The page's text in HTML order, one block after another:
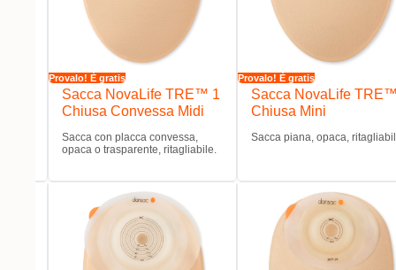
Provalo! È gratis
Sacca NovaLife TRE™ 1
Chiusa Convessa Midi
Sacca con placca convessa,
opaca o trasparente, ritagliabile.
Provalo! È gratis
Sacca NovaLife
Chiusa Mini
Sacca piana, opaca,